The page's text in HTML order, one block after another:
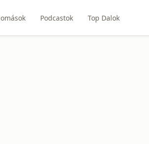
Podcastok Top Dalok